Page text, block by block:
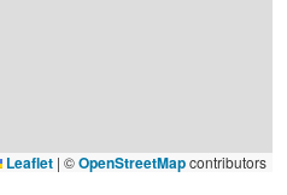
Leaflet | ©OpenStreetMapcontributors